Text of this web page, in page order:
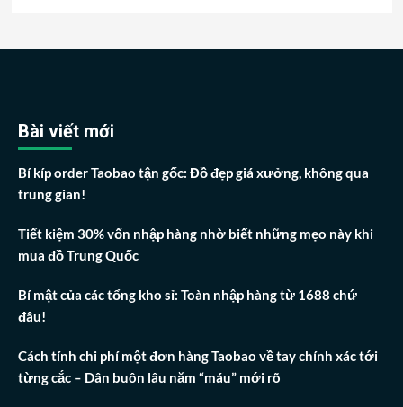
Bài viết mới
Bí kíp order Taobao tận gốc: Đồ đẹp giá xưởng, không qua
trung gian!
Tiết kiệm 30% vốn nhập hàng nhờ biết những mẹo này khi
mua đồ Trung Quốc
Bí mật của các tổng kho sỉ: Toàn nhập hàng từ 1688 chứ
đâu!
Cách tính chi phí một đơn hàng Taobao về tay chính xác tới
từng cắc – Dân buôn lâu năm “máu” mới rõ